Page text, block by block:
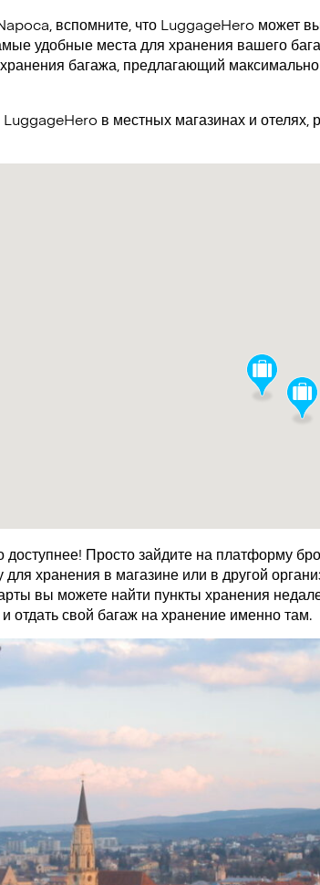
вспомните, что LuggageHero может
удобные места для хранения вашего
багажа, предлагающий
в местных магазинах и отелях,
Просто зайдите на платформу
хранения в магазине или в другой
вы можете найти пункты хранения
отдать свой багаж на хранение именно там.